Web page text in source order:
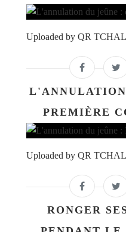
Uploaded by QR
PREMIÈRE
Uploaded by QR
RONGER